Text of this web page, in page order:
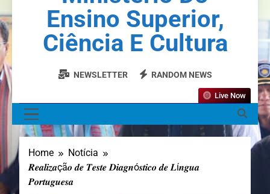
Ensino Superior,
Ciência E Cultura
NEWSLETTER RANDOM NEWS
Live Now
Home
Notícia
𝑹𝒆𝒂𝒍𝒊𝒛𝒂çã𝒐 𝒅𝒆 𝑻𝒆𝒔𝒕𝒆 𝑫𝒊𝒂𝒈𝒏ó𝒔𝒕𝒊𝒄𝒐 𝒅𝒆 𝑳í𝒏𝒈𝒖𝒂
𝑷𝒐𝒓𝒕𝒖𝒈𝒖𝒆𝒔𝒂